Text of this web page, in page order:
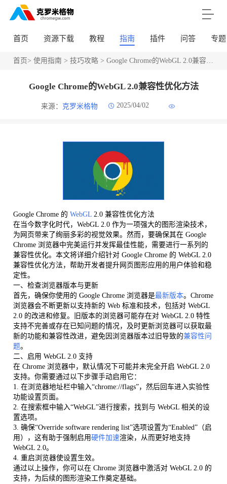
首页 资源下载 教程 指南 插件 问答 专题
首页> 使用指南 > 技巧攻略> Google Chrome的WebGL 2.0兼容性优化方法
Google Chrome的WebGL 2.0兼容性优化方法
来源： 克罗米格物 2025/04/02
Google Chrome 的 WebGL2.0 兼容性优化方法
在当今数字化时代，WebGL 2.0 作为一项强大的图形渲染技术，
为网页带来了绚丽多彩的视觉效果。然而，要确保其在 Google
Chrome 浏览器中完美运行并发挥最佳性能，需要进行一系列的
兼容性优化。本文将详细介绍针对 Google Chrome 的 WebGL 2.0
兼容性优化方法，帮助开发者提升网页图形应用的用户体验和稳
定性。
一、检查浏览器版本与更新
首先，确保你使用的 Google Chrome 浏览器是最新版本。Chrome
浏览器会不断更新以支持新的 Web 标准和技术，包括对 WebGL
2.0 的改进和修复。旧版本的浏览器可能存在对 WebGL 2.0 特性
支持不完善或存在已知问题的情况，及时更新浏览器可以获取最
新的功能和兼容性改进，避免因浏览器版本过旧导致的兼容性问
题。
二、启用 WebGL 2.0 支持
在 Chrome 浏览器中，默认情况下可能并未完全开启 WebGL 2.0
支持。你需要通过以下步骤手动启用它：
1. 在浏览器地址栏中输入“chrome://flags”，然后回车进入实验性
功能设置页面。
2. 在搜索框中输入“WebGL”进行搜索，找到与 WebGL 相关的设
置选项。
3. 确保“Override software rendering list”选项设置为“Enabled”（启
用），这有助于强制启用硬件加速渲染，从而更好地支持
WebGL 2.0。
4. 重启浏览器使设置生效。
通过以上操作，你可以在 Chrome 浏览器中激活对 WebGL 2.0 的
支持，为后续的图形渲染工作奠定基础。